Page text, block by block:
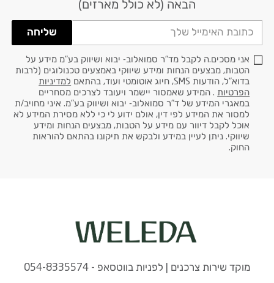
הבאה (לא כולל מארזים)
שליחה
אני מסכים.ה לקבל מד"ר סמואלוב- יבוא ושיווק בע"מ מידע על
הטבות, מבצעים הנחות ומידע שיווקי באמצעים טכנולוגים (לרבות
בדוא"ל, הודעות SMS, חיוג אוטומטי ועוד, בהתאם
למדיניות
הפרטיות . המידע שאמסור יישמר ויעובד לצרכים מסחריים
במאגרי המידע של ד"ר סמואלוב- יבוא ושיווק בע"מ. איני מחויב/ת
למסור את המידע לפי דין, אולם ידוע לי כי ללא מסירת המידע לא
אוכל לקבל דיוור עם מידע על הטבות, מבצעים הנחות ומידע
שיווקי. ניתן לעיין במידע ולבקש את תיקונו בהתאם להוראות
החוק.
מוקד שירות צרכנים | לפניות בווטסאפ - 054-8335574